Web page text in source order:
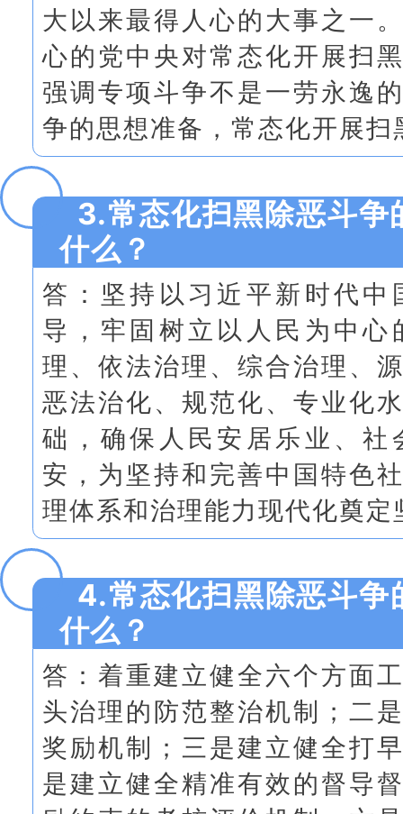
大以来最得人心的大事之一
心的党中央对常态化开展扫
强调专项斗争不是一劳永逸
争的思想准备，常态化开展扫
3.常态化扫黑除恶斗争
什么？
答：坚持 以习近平新时代
导，牢固树立以人民为中
理、依法治理、综合治理、
恶法治化、规范化、专业化
础，确保人民安居乐业、
安，为坚持和完善中国特色
理体系和治理能力现代化奠定
4.常态化扫黑除恶斗争
什么？
答：着重建立健全六个方面
头治理的防范整治机制；二
奖励机制；三是建立健全打
是建立健全精准有效的督导